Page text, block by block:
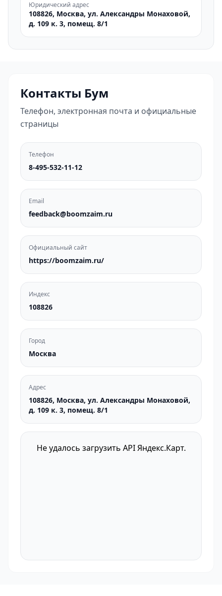
Юридический адрес
108826, Москва, ул. Александры Монаховой,
д. 109 к. 3, помещ. 8/1
Контакты Бум
Телефон, электронная почта и официальные
страницы
Телефон
8-495-532-11-12
Email
feedback@boomzaim.ru
Официальный сайт
https://boomzaim.ru/
Индекс
108826
Город
Москва
Адрес
108826, Москва, ул. Александры Монаховой,
д. 109 к. 3, помещ. 8/1
Не удалось загрузить API Яндекс.Карт.